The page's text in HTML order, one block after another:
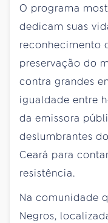
O programa
dedicam suas
reconhecimento
preservação do
contra grandes
igualdade entre
da emissora
deslumbrantes
Ceará para
resistência.
Na comunidade
Negros,